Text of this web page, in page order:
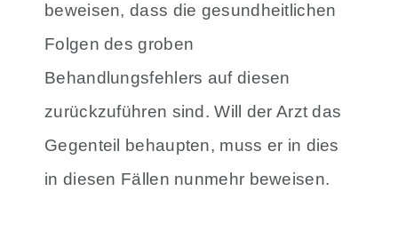
beweisen, dass die gesundheitlichen
Folgen des groben
Behandlungsfehlers auf diesen
zurückzuführen sind. Will der Arzt das
Gegenteil behaupten, muss er in dies
in diesen Fällen nunmehr beweisen.